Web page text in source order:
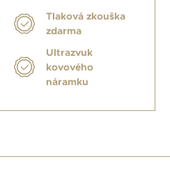
Tlaková zkouška
zdarma
Ultrazvuk
kovového
náramku